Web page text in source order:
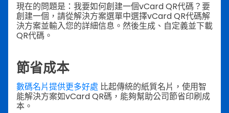
現在的問題是：我要如何創建一個vCard QR代碼？要
創建一個，請從解決方案選單中選擇vCard QR代碼解
決方案並輸入您的詳細信息。然後生成、自定義並下載
QR代碼。
節省成本
數碼名片提供更多好處 比起傳統的紙質名片，使用智
能解決方案如vCard QR碼，能夠幫助公司節省印刷成
本。